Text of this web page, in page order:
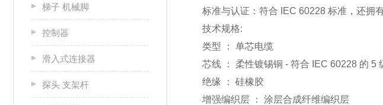
梯子 机械脚
控制器
滑入式连接器
探头 支架杆
标准与认证：符合 IEC 60228 标准，还拥
技术规格:
类型 ： 单芯电缆
芯线 ： 柔性镀锡铜 - 符合 IEC 60228 的 5
绝缘 ： 硅橡胶
增强编织层 ： 涂层合成纤维编织层